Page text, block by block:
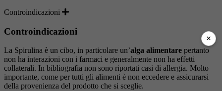
Controindicazioni
Controindicazioni
La Spirulina è un cibo, in particolare un’alga alimentare pertanto
non ha interazioni con i farmaci e generalmente non ha effetti
collaterali. In bibliografia non sono riportati casi di allergia. Molto
importante, come per tutti gli alimenti è non eccedere e assicurarsi
della provenienza del prodotto che si sceglie.
×